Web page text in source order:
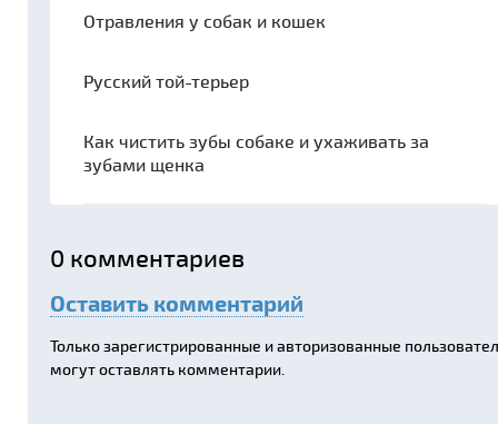
Отравления у собак и кошек
Русский той-терьер
Как чистить зубы собаке и ухаживать за
зубами щенка
0 комментариев
Оставить комментарий
Только зарегистрированные и авторизованные
могут оставлять комментарии.